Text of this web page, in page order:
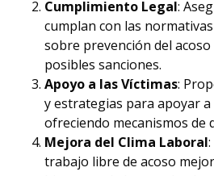
Cumplimiento Legal:
cumplan con las
sobre prevención del
posibles sanciones.
Apoyo a las Víctimas:
y estrategias para apoyar a
ofreciendo mecanismos de
Mejora del Clima Laboral
trabajo libre de acoso